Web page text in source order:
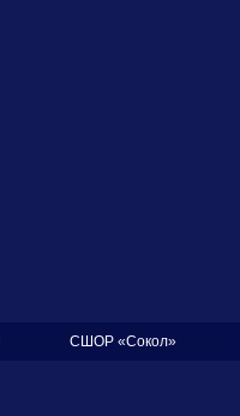
СШОР «Сокол»